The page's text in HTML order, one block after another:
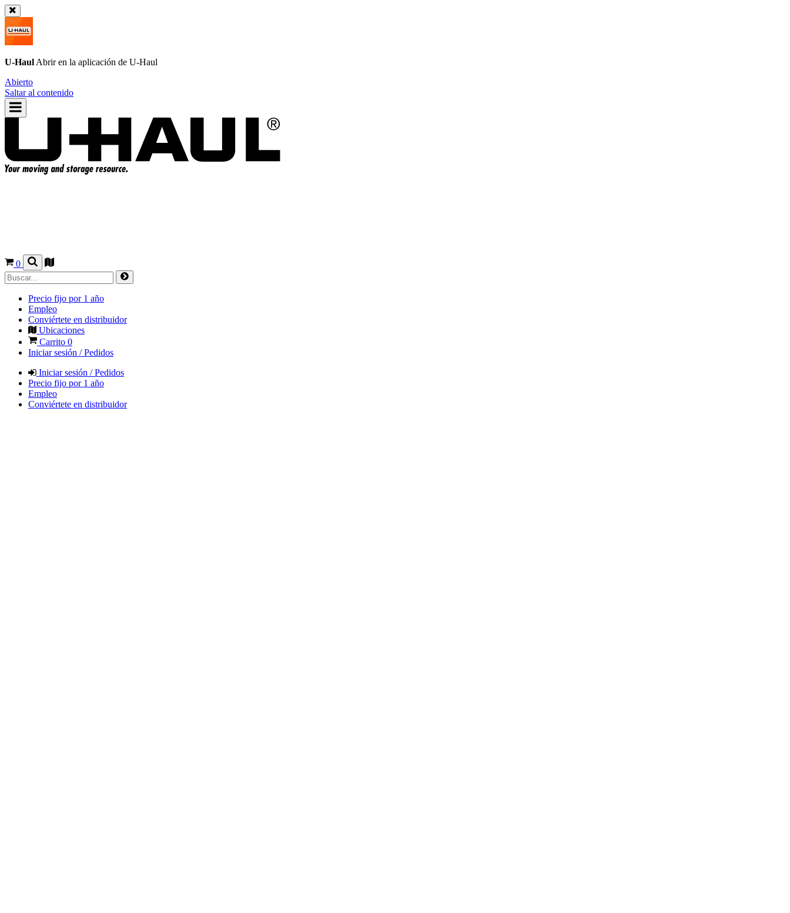
U-Haul Abrir en la aplicación de U-Haul
Abierto
Saltar al contenido
0
Precio fijo por 1 año
Empleo
Conviértete en distribuidor
Ubicaciones
Carrito 0
Iniciar sesión / Pedidos
Iniciar sesión / Pedidos
Precio fijo por 1 año
Empleo
Conviértete en distribuidor